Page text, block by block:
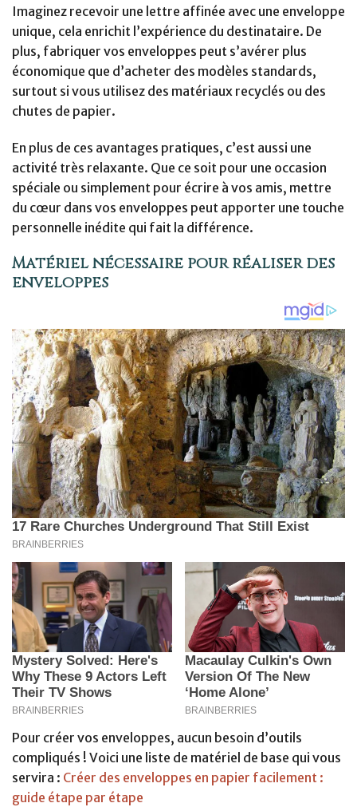
Imaginez recevoir une lettre affinée avec une enveloppe
unique, cela enrichit l’expérience du destinataire. De
plus, fabriquer vos enveloppes peut s’avérer plus
économique que d’acheter des modèles standards,
surtout si vous utilisez des matériaux recyclés ou des
chutes de papier.
En plus de ces avantages pratiques, c’est aussi une
activité très relaxante. Que ce soit pour une occasion
spéciale ou simplement pour écrire à vos amis, mettre
du cœur dans vos enveloppes peut apporter une touche
personnelle inédite qui fait la différence.
Matériel nécessaire pour réaliser des
enveloppes
Pour créer vos enveloppes, aucun besoin d’outils
compliqués ! Voici une liste de matériel de base qui vous
servira : Créer des enveloppes en papier facilement :
guide étape par étape